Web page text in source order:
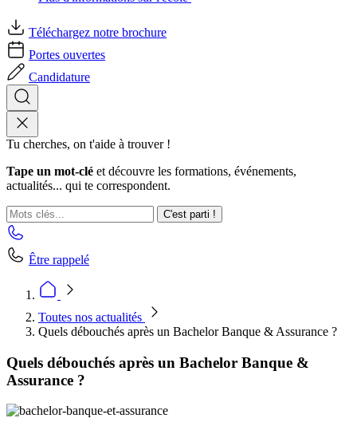
Téléchargez notre brochure
Portes ouvertes
Candidature
Tu cherches, on t'aide à trouver !
Tape un mot-clé et découvre les formations, événements,
actualités... qui te correspondent.
C'est parti !
Être rappelé
Toutes nos actualités
Quels débouchés après un Bachelor Banque & Assurance ?
Quels débouchés après un Bachelor Banque &
Assurance ?